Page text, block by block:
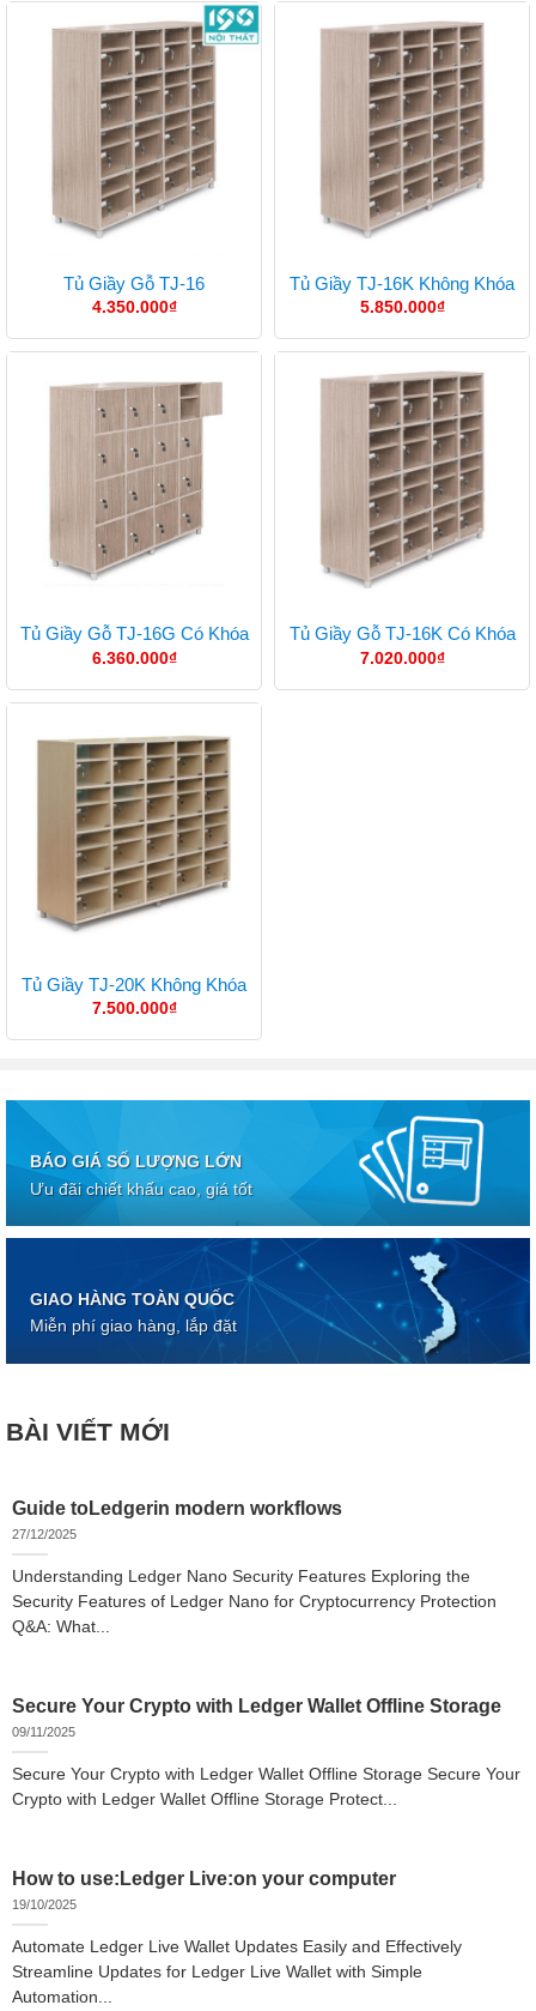
Tủ Giầy Gỗ TJ-16
4.350.000₫
Tủ Giầy TJ-16K Không Khóa
5.850.000₫
Tủ Giầy Gỗ TJ-16G Có Khóa
6.360.000₫
Tủ Giầy Gỗ TJ-16K Có Khóa
7.020.000₫
Tủ Giầy TJ-20K Không Khóa
7.500.000₫
BÁO GIÁ SỐ LƯỢNG LỚN
Ưu đãi chiết khấu cao, giá tốt
GIAO HÀNG TOÀN QUỐC
Miễn phí giao hàng, lắp đặt
BÀI VIẾT MỚI
Guide toLedgerin modern workflows
27/12/2025
Understanding Ledger Nano Security Features Exploring the
Security Features of Ledger Nano for Cryptocurrency Protection
Q&A: What...
Secure Your Crypto with Ledger Wallet Offline Storage
09/11/2025
Secure Your Crypto with Ledger Wallet Offline Storage Secure Your
Crypto with Ledger Wallet Offline Storage Protect...
How to use:Ledger Live:on your computer
19/10/2025
Automate Ledger Live Wallet Updates Easily and Effectively
Streamline Updates for Ledger Live Wallet with Simple
Automation...